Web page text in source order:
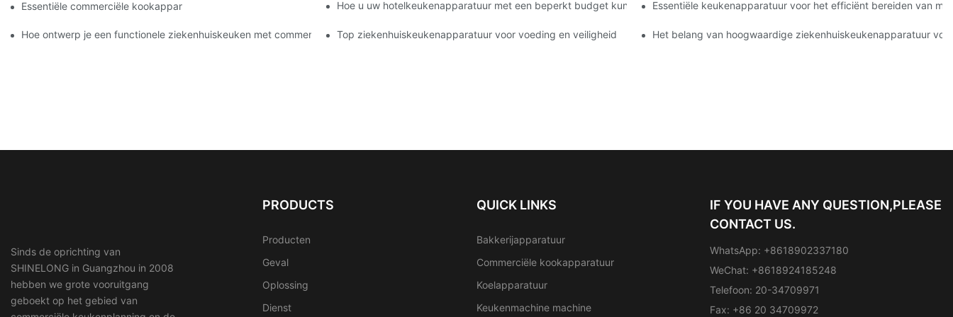
Essentiële commerciële kookapparatuur voor een moderne hotelkeukenHoe u uw hotelkeukenapparatuur met een beperkt budget kunt upgradenEssentiële keukenapparatuur voor het efficiënt bereiden van
Hoe ontwerp je een functionele ziekenhuiskeuken met commerciële apparatuur?Top ziekenhuiskeukenapparatuur voor voeding en veiligheid Het belang van hoogwaardige ziekenhuiskeukenapparatuur
Sinds de oprichting van
SHINELONG in Guangzhou in 2008
hebben we grote vooruitgang
geboekt op het gebied van
PRODUCTS
Producten
Geval
Oplossing
Dienst
QUICK LINKS
Bakkerijapparatuur
Commerciële kookapparatuur
Koelapparatuur
Keukenmachine machine
IF YOU HAVE ANY QUESTION,PLEASE
CONTACT US.
WhatsApp: +8618902337180
WeChat: +8618924185248
Telefoon: 20-34709971
Fax: +86 20 34709972